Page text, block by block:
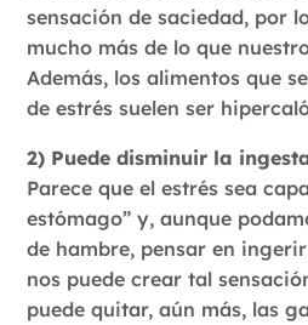
sensación de saciedad, por
mucho más de lo que
Además, los alimentos que
de estrés suelen ser
2) Puede disminuir la
Parece que el estrés sea
estómago” y, aunque
de hambre, pensar en
nos puede crear tal
puede quitar, aún más, las